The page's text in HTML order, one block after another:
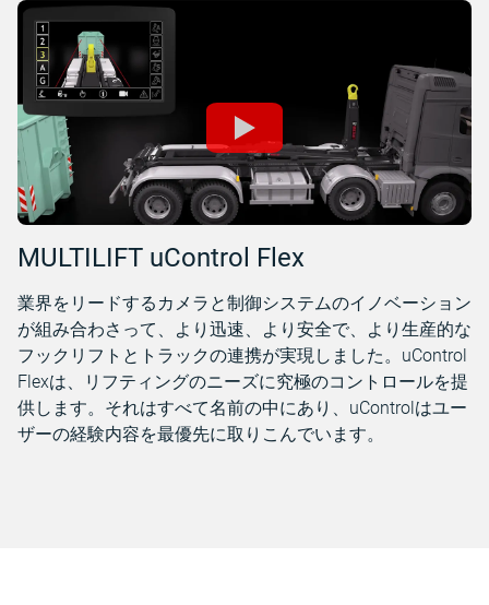
MULTILIFT uControl Flex
業界をリードするカメラと制御システムのイノベーション
が組み合わさって、より迅速、より安全で、より生産的な
フックリフトとトラックの連携が実現しました。uControl
Flexは、リフティングのニーズに究極のコントロールを提
供します。それはすべて名前の中にあり、uControlはユー
ザーの経験内容を最優先に取りこんでいます。